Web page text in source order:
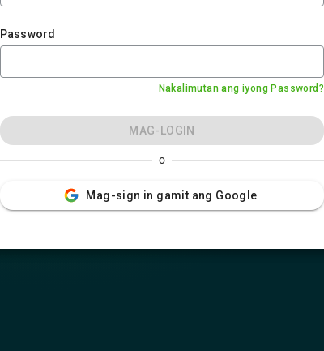
Password
Nakalimutan ang iyong Password?
MAG-LOGIN
o
Mag-sign in gamit ang Google